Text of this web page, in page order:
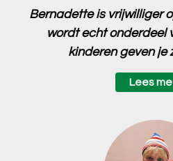
Bernadette is vrijwilliger
wordt echt onderdeel
kinderen geven je
Lees